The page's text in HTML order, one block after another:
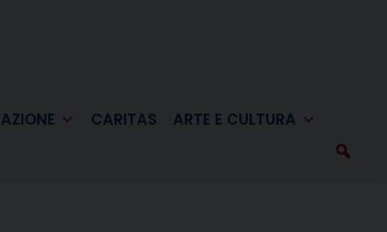
CARITAS
ARTE E CULTURA